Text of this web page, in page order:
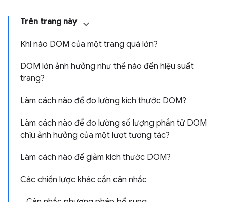
Trên trang này
Khi nào DOM của một trang quá lớn?
DOM lớn ảnh hưởng như thế nào đến hiệu suất
trang?
Làm cách nào để đo lường kích thước DOM?
Làm cách nào để đo lường số lượng phần tử DOM
chịu ảnh hưởng của một lượt tương tác?
Làm cách nào để giảm kích thước DOM?
Các chiến lược khác cần cân nhắc